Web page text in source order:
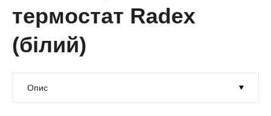
термостат Radex
(білий)